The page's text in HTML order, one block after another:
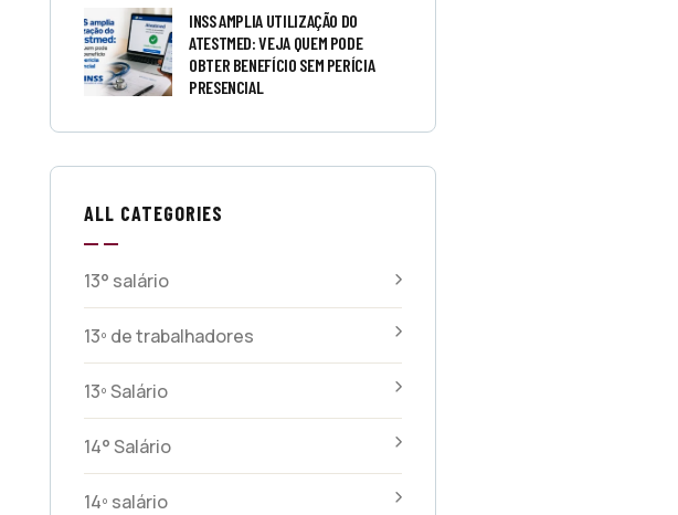
INSS AMPLIA UTILIZAÇÃO DO
ATESTMED: VEJA QUEM PODE
OBTER BENEFÍCIO SEM PERÍCIA
PRESENCIAL
ALL CATEGORIES
13° salário
13º de trabalhadores
13º Salário
14° Salário
14º salário